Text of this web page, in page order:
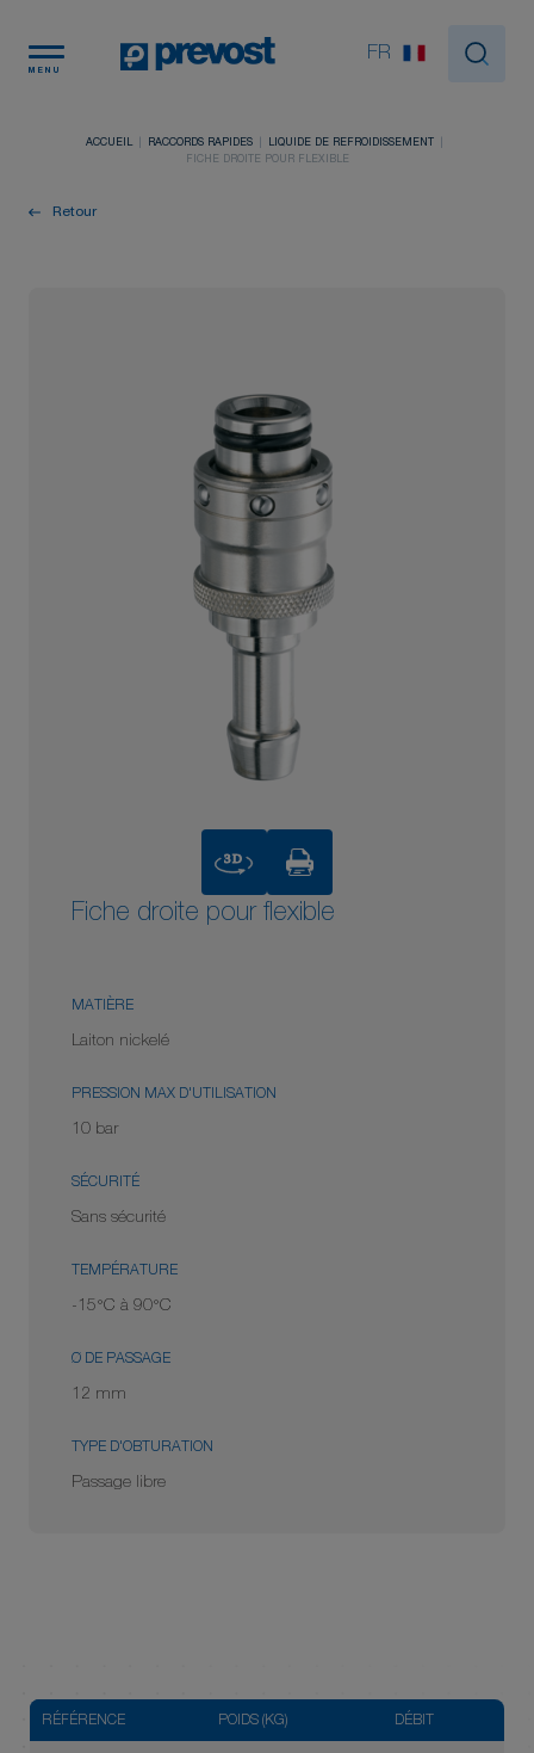
MENU
FR
ACCUEIL RACCORDS RAPIDES
LIQUIDE DE REFROIDISSEMENT
FICHE DROITE POUR FLEXIBLE
Retour
3D
Fiche droite pour flexible
MATIÈRE
Laiton nickelé
PRESSION MAX D'UTILISATION
10 bar
SÉCURITÉ
Sans sécurité
TEMPÉRATURE
-15°C à 90°C
Ø DE PASSAGE
12 mm
TYPE D'OBTURATION
Passage libre
RÉFÉRENCE POIDS (KG) DÉBIT